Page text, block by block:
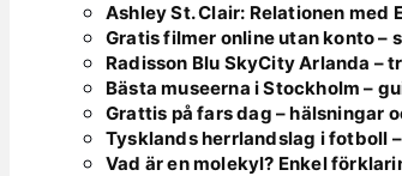
Ashley St. Clair: Relationen
Gratis filmer online utan konto –
Radisson Blu SkyCity Arlanda –
Bästa museerna i Stockholm –
Grattis på fars dag – hälsningar
Tysklands herrlandslag i fotboll
Vad är en molekyl? Enkel